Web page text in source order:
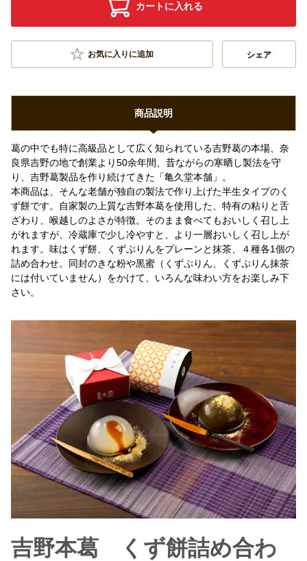
カートに入れる
お気に入りに追加 シェア
商品説明
葛の中でも特に高級品として広く知られている吉野葛の本場、奈
良県吉野の地で創業より50余年間、昔ながらの寒晒し製法を守
り、吉野葛製品を作り続けてきた「亀久堂本舗」。
本商品は、そんな老舗が独自の製法で作り上げた半生タイプのく
ず餅です。自家製の上質な吉野本葛を使用した、特有の粘りと舌
ざわり、喉越しのよさが特徴。そのまま食べてもおいしく召し上
がれますが、冷蔵庫で少し冷やすと、より一層おいしく召し上が
れます。味はくず餅、くずぷりんをプレーンと抹茶、４種各1個の
詰め合わせ。同封のきな粉や黒蜜（くずぷりん、くずぷりん抹茶
には付いていません）をかけて、いろんな味わい方をお楽しみ下
さい。
吉野本葛 くず餅詰め合わ